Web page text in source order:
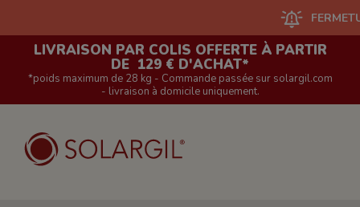
FERMETURE
LIVRAISON PAR COLIS OFFERTE À PARTIR
DE 129 € D'ACHAT*
*poids maximum de 28 kg - Commande passée sur solargil.com
- livraison à domicile uniquement.